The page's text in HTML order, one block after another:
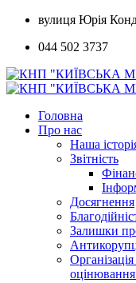
Skip
content
вулиця Юрія
044 502 3737
Головна
Про нас
Наша
Звітність
Досягнення
Залишки